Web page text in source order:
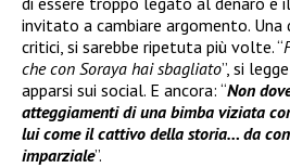
invitato a cambiare argomento. Una
critici, si sarebbe ripetuta più volte. “
che con Soraya hai sbagliato”, si
apparsi sui social. E ancora: “Non
atteggiamenti di una bimba viziata
lui come il cattivo della storia… da
imparziale”.